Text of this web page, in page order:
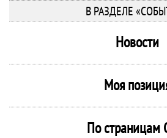
В РАЗДЕЛЕ
Новости
Моя
По